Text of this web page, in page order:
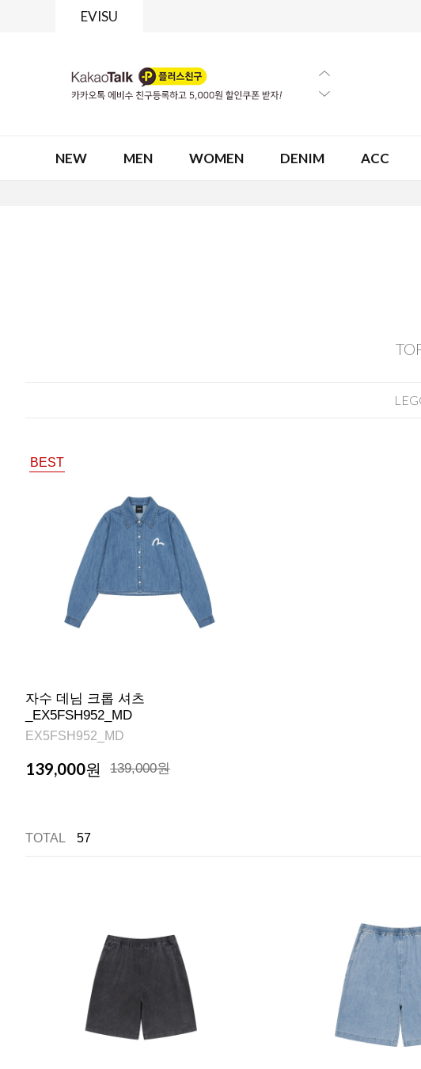
EVISU
NEW MEN WOMEN DENIM ACC
BEST
자수 데님 크롭 셔츠
_EX5FSH952_MD
EX5FSH952_MD
139,000원 139,000원
TOTAL 57